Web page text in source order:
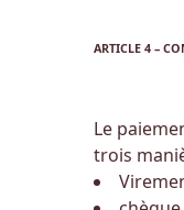
ARTICLE 4 –
Le
trois